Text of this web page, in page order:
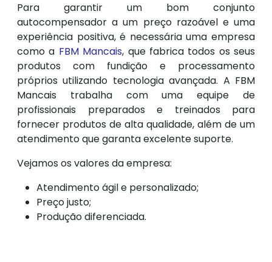
Para garantir um bom conjunto
autocompensador a um preço razoável e uma
experiência positiva, é necessária uma empresa
como a FBM Mancais, que fabrica todos os seus
produtos com fundição e processamento
próprios utilizando tecnologia avançada. A FBM
Mancais trabalha com uma equipe de
profissionais preparados e treinados para
fornecer produtos de alta qualidade, além de um
atendimento que garanta excelente suporte.
Vejamos os valores da empresa:
Atendimento ágil e personalizado;
Preço justo;
Produção diferenciada.